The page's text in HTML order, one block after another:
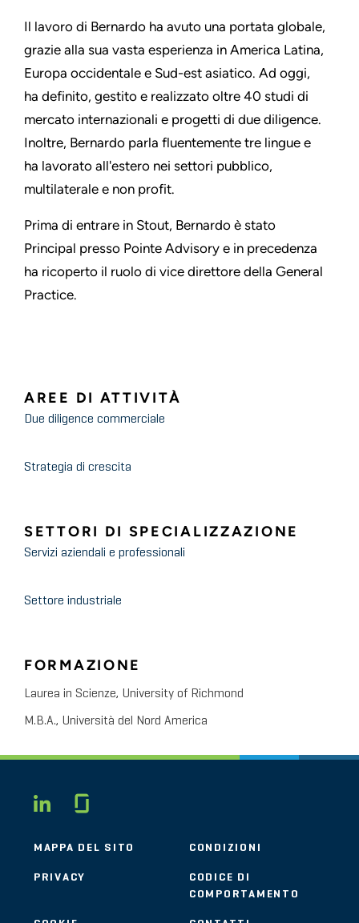
Il lavoro di Bernardo ha avuto una portata globale,
grazie alla sua vasta esperienza in America Latina,
Europa occidentale e Sud-est asiatico. Ad oggi,
ha definito, gestito e realizzato oltre 40 studi di
mercato internazionali e progetti di due diligence.
Inoltre, Bernardo parla fluentemente tre lingue e
ha lavorato all'estero nei settori pubblico,
multilaterale e non profit.
Prima di entrare in Stout, Bernardo è stato
Principal presso Pointe Advisory e in precedenza
ha ricoperto il ruolo di vice direttore della General
Practice.
AREE DI ATTIVITÀ
Due diligence commerciale
Strategia di crescita
SETTORI DI SPECIALIZZAZIONE
Servizi aziendali e professionali
Settore industriale
FORMAZIONE
Laurea in Scienze, University of Richmond
M.B.A., Università del Nord America
LINKEDIN
MAPPA DEL SITO CONDIZIONI
PRIVACY
CODICE DI
COMPORTAMENTO